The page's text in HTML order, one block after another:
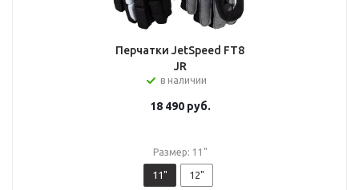
Перчатки JetSpeed FT8
JR
в наличии
18 490руб.
Размер: 11"
11" 12"